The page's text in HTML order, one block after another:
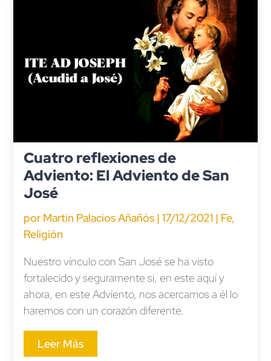
Cuatro reflexiones de
Adviento: El Adviento de San
José
por Martin Palacios Añañós| 17/12/2021| Fe,
Religión
Nuestro vínculo con San José se ha visto
fortalecido y seguramente si, en este aquí y
ahora, en este Adviento, nos acercamos a él lo
haremos con un corazón diferente.
Leer Más